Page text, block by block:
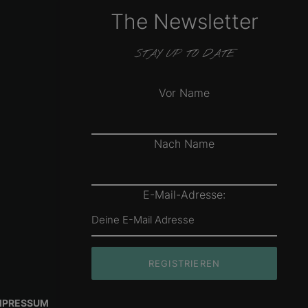
The Newsletter
STAY UP TO DATE
Vor Name
Nach Name
E-Mail-Adresse: